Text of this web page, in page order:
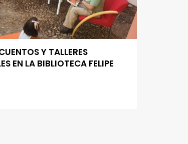
Y TALLERES
EN LA BIBLIOTECA FELIPE